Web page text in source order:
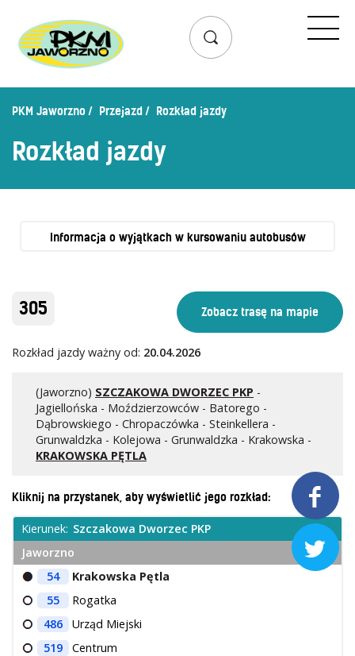


Przejazd
Lista przystanków
Zaplanuj podróż – wyszukiwarka połączeń
Mapa przystanków i połączeń
Schemat linii nocnych
Bilety
Uprawnienia do ulg
Regulamin przewozów
Automaty biletowe
Sprzedaż biletów u kierowców
Jaworznicka Karta Miejska
Open Payment System
Aktualności
Stacja Kontroli Pojazdów
PKM Jaworzno Przejazd Rozkład jazdy
Rozkład jazdy
Informacja o wyjątkach w kursowaniu autobusów
305
Rozkład jazdy ważny od: 20.04.2026
(Jaworzno) SZCZAKOWA DWORZEC PKP -
Jagiellońska - Moździerzowców - Batorego -
Dąbrowskiego - Chropaczówka - Steinkellera -
Grunwaldzka - Kolejowa - Grunwaldzka - Krakowska -
KRAKOWSKA PĘTLA
Kliknij na przystanek, aby wyświetlić jego rozkład:
Kierunek: Szczakowa Dworzec PKP
Jaworzno
54
Krakowska Pętla
55
Rogatka
486
Urząd Miejski
519
Centrum